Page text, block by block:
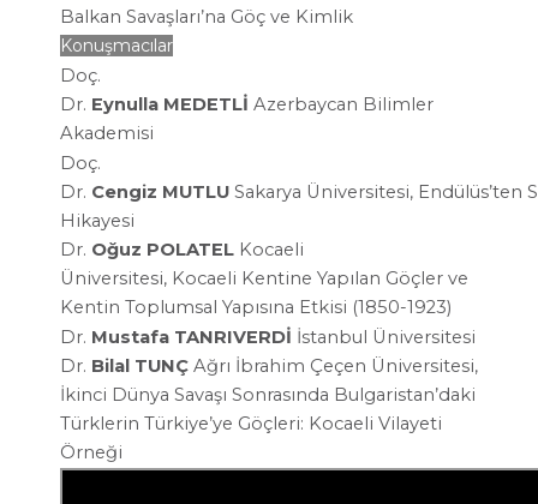
Balkan Savaşları’na Göç ve Kimlik
Konuşmacılar
Doç.
Dr. Eynulla MEDETLİ Azerbaycan Bilimler
Akademisi
Doç.
Dr. Cengiz MUTLU Sakarya Üniversitesi, Endülüs’ten
Hikayesi
Dr. Oğuz POLATEL Kocaeli
Üniversitesi, Kocaeli Kentine Yapılan Göçler ve
Kentin Toplumsal Yapısına Etkisi (1850-1923)
Dr. Mustafa TANRIVERDİ İstanbul Üniversitesi
Dr. Bilal TUNÇ Ağrı İbrahim Çeçen Üniversitesi,
İkinci Dünya Savaşı Sonrasında Bulgaristan’daki
Türklerin Türkiye’ye Göçleri: Kocaeli Vilayeti
Örneği